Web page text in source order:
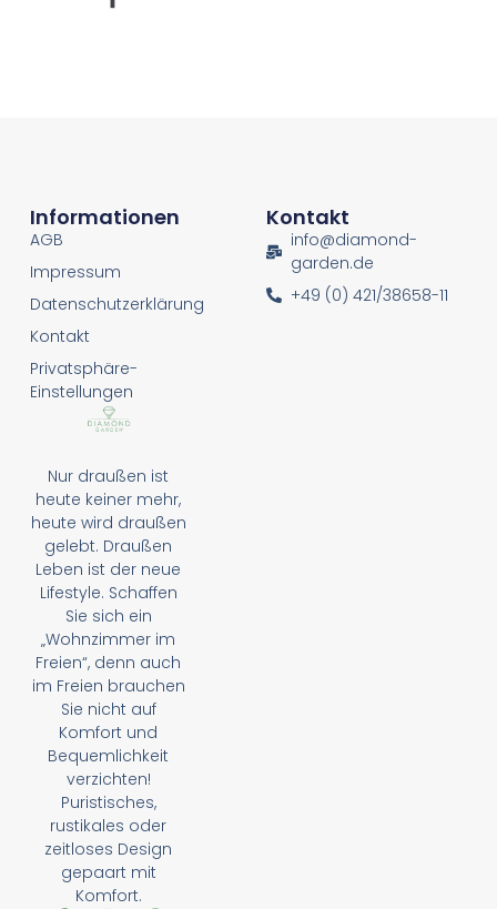
Nur draußen ist
heute keiner mehr,
heute wird draußen
gelebt. Draußen
Leben ist der neue
Lifestyle. Schaffen
Sie sich ein
„Wohnzimmer im
Freien“, denn auch
im Freien brauchen
Sie nicht auf
Komfort und
Bequemlichkeit
verzichten!
Puristisches,
rustikales oder
zeitloses Design
gepaart mit
Komfort.
Informationen
AGB
Impressum
Datenschutzerklärung
Kontakt
Privatsphäre-
Einstellungen
Kontakt
info@diamond-
garden.de
+49 (0) 421/38658-11